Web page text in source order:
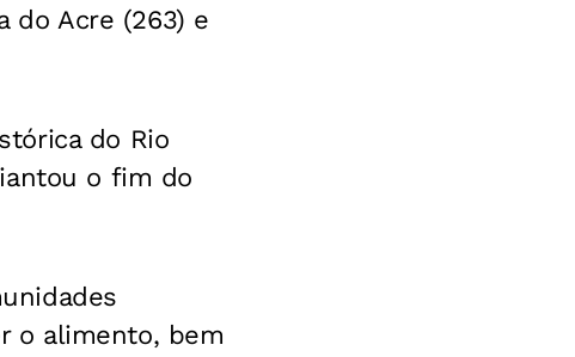
do Acre (263) e
do Rio
o fim do
o alimento, bem